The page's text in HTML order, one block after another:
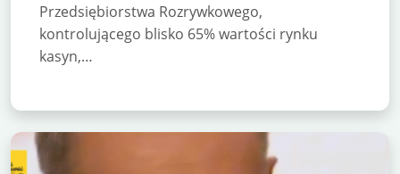
Przedsiębiorstwa Rozrywkowego,
kontrolującego blisko 65% wartości rynku
kasyn,…